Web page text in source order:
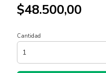
$48.500,00
Cantidad